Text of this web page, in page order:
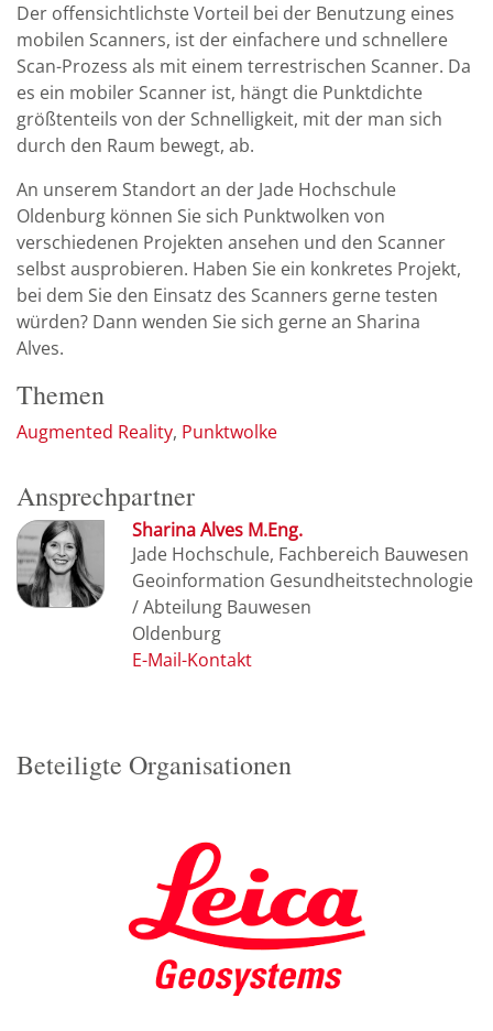
Der offensichtlichste Vorteil bei der Benutzung eines
mobilen Scanners, ist der einfachere und schnellere
Scan-Prozess als mit einem terrestrischen Scanner. Da
es ein mobiler Scanner ist, hängt die Punktdichte
größtenteils von der Schnelligkeit, mit der man sich
durch den Raum bewegt, ab.
An unserem Standort an der Jade Hochschule
Oldenburg können Sie sich Punktwolken von
verschiedenen Projekten ansehen und den Scanner
selbst ausprobieren. Haben Sie ein konkretes Projekt,
bei dem Sie den Einsatz des Scanners gerne testen
würden? Dann wenden Sie sich gerne an Sharina
Alves.
Themen
Augmented Reality Punktwolke
Ansprechpartner
Sharina Alves M.Eng.
Jade Hochschule, Fachbereich Bauwesen
Geoinformation Gesundheitstechnologie
/ Abteilung Bauwesen
Oldenburg
Beteiligte Organisationen